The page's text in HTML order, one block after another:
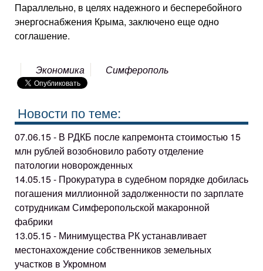
Параллельно, в целях надежного и бесперебойного
энергоснабжения Крыма, заключено еще одно
соглашение.
Экономика Симферополь
Новости по теме:
07.06.15 - В РДКБ после капремонта стоимостью 15
млн рублей возобновило работу отделение
патологии новорожденных
14.05.15 - Прокуратура в судебном порядке добилась
погашения миллионной задолженности по зарплате
сотрудникам Симферопольской макаронной
фабрики
13.05.15 - Минимущества РК устанавливает
местонахождение собственников земельных
участков в Укромном